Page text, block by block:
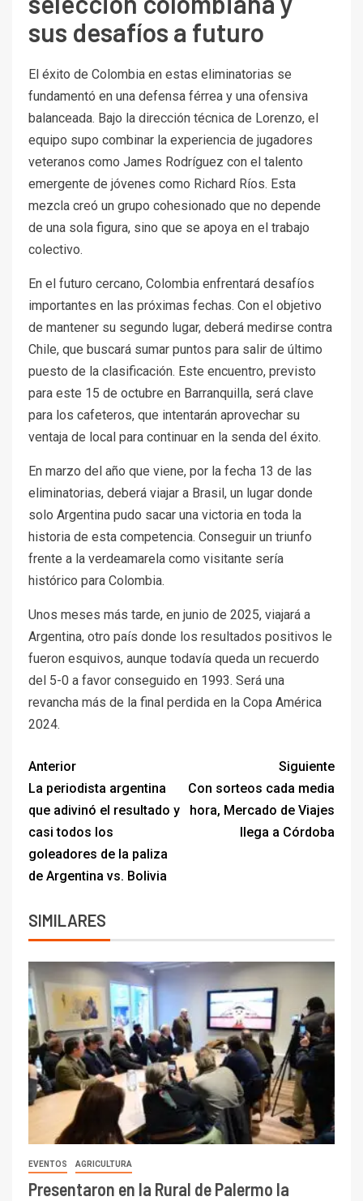
sus desafíos a futuro
El éxito de Colombia en estas eliminatorias se
fundamentó en una defensa férrea y una ofensiva
balanceada. Bajo la dirección técnica de Lorenzo, el
equipo supo combinar la experiencia de jugadores
veteranos como James Rodríguez con el talento
emergente de jóvenes como Richard Ríos. Esta
mezcla creó un grupo cohesionado que no depende
de una sola figura, sino que se apoya en el trabajo
colectivo.
En el futuro cercano, Colombia enfrentará desafíos
importantes en las próximas fechas. Con el objetivo
de mantener su segundo lugar, deberá medirse contra
Chile, que buscará sumar puntos para salir de último
puesto de la clasificación. Este encuentro, previsto
para este 15 de octubre en Barranquilla, será clave
para los cafeteros, que intentarán aprovechar su
ventaja de local para continuar en la senda del éxito.
En marzo del año que viene, por la fecha 13 de las
eliminatorias, deberá viajar a Brasil, un lugar donde
solo Argentina pudo sacar una victoria en toda la
historia de esta competencia. Conseguir un triunfo
frente a la verdeamarela como visitante sería
histórico para Colombia.
Unos meses más tarde, en junio de 2025, viajará a
Argentina, otro país donde los resultados positivos le
fueron esquivos, aunque todavía queda un recuerdo
del 5-0 a favor conseguido en 1993. Será una
revancha más de la final perdida en la Copa América
2024.
Anterior
La periodista argentina
que adivinó el resultado y
casi todos los
goleadores de la paliza
de Argentina vs. Bolivia
Siguiente
Con sorteos cada media
hora, Mercado de Viajes
llega a Córdoba
SIMILARES
EVENTOS AGRICULTURA
Presentaron en la Rural de Palermo la